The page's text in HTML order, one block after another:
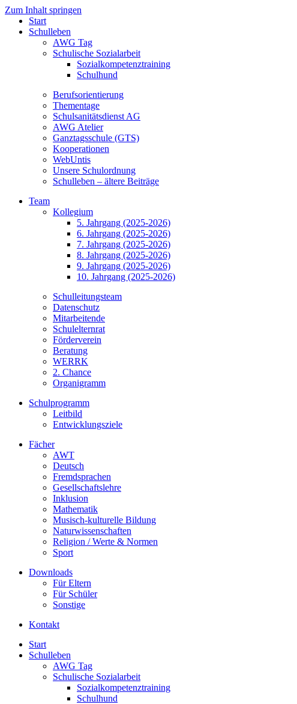
Zum Inhalt springen
Start
Schulleben
AWG Tag
Schulische Sozialarbeit
Sozialkompetenztraining
Schulhund
Berufsorientierung
Thementage
Schulsanitätsdienst AG
AWG Atelier
Ganztagsschule (GTS)
Kooperationen
WebUntis
Unsere Schulordnung
Schulleben – ältere Beiträge
Team
Kollegium
5. Jahrgang (2025-2026)
6. Jahrgang (2025-2026)
7. Jahrgang (2025-2026)
8. Jahrgang (2025-2026)
9. Jahrgang (2025-2026)
10. Jahrgang (2025-2026)
Schulleitungsteam
Datenschutz
Mitarbeitende
Schulelternrat
Förderverein
Beratung
WERRK
2. Chance
Organigramm
Schulprogramm
Leitbild
Entwicklungsziele
Fächer
AWT
Deutsch
Fremdsprachen
Gesellschaftslehre
Inklusion
Mathematik
Musisch-kulturelle Bildung
Naturwissenschaften
Religion / Werte & Normen
Sport
Downloads
Für Eltern
Für Schüler
Sonstige
Kontakt
Start
Schulleben
AWG Tag
Schulische Sozialarbeit
Sozialkompetenztraining
Schulhund